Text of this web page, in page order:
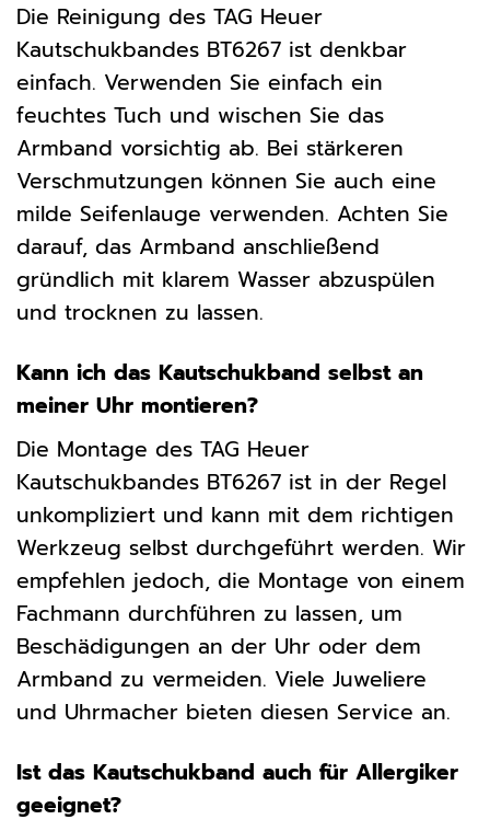
Die Reinigung des TAG Heuer
Kautschukbandes BT6267 ist denkbar
einfach. Verwenden Sie einfach ein
feuchtes Tuch und wischen Sie das
Armband vorsichtig ab. Bei stärkeren
Verschmutzungen können Sie auch eine
milde Seifenlauge verwenden. Achten Sie
darauf, das Armband anschließend
gründlich mit klarem Wasser abzuspülen
und trocknen zu lassen.
Kann ich das Kautschukband selbst an
meiner Uhr montieren?
Die Montage des TAG Heuer
Kautschukbandes BT6267 ist in der Regel
unkompliziert und kann mit dem richtigen
Werkzeug selbst durchgeführt werden. Wir
empfehlen jedoch, die Montage von einem
Fachmann durchführen zu lassen, um
Beschädigungen an der Uhr oder dem
Armband zu vermeiden. Viele Juweliere
und Uhrmacher bieten diesen Service an.
Ist das Kautschukband auch für Allergiker
geeignet?